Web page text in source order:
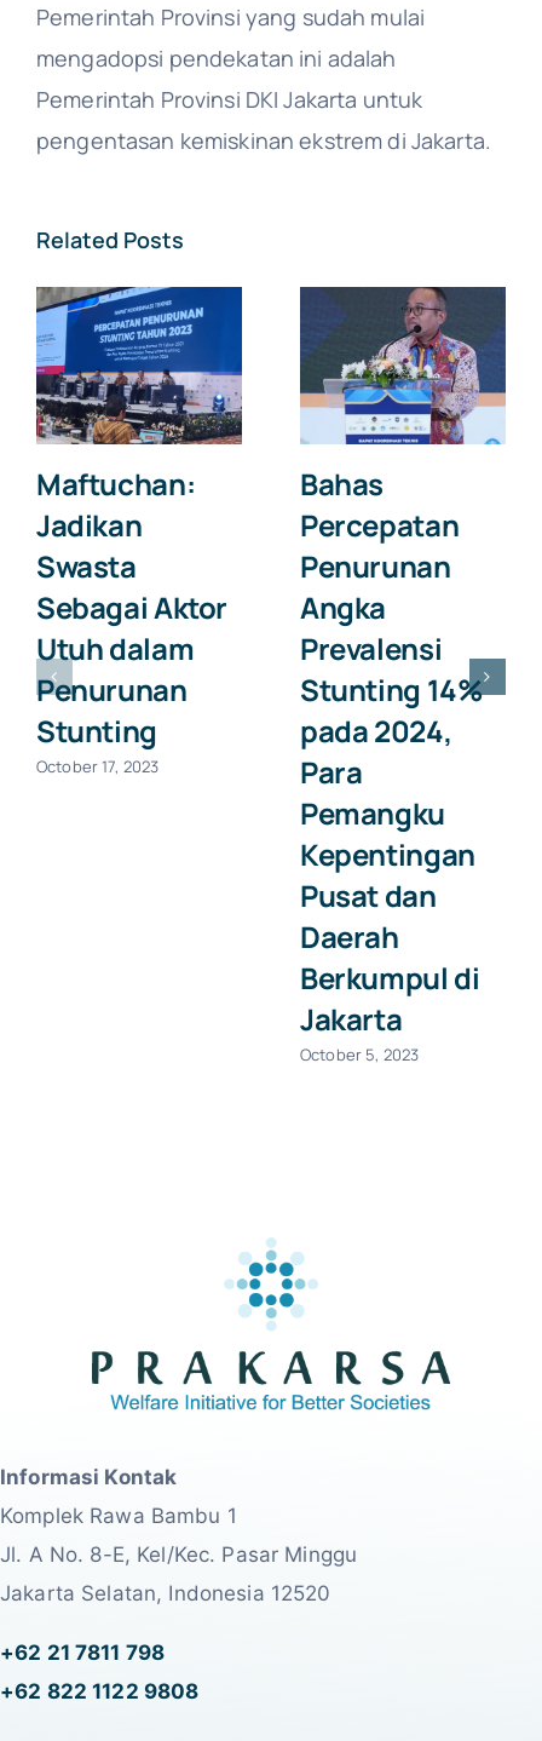
Pemerintah Provinsi yang sudah mulai
mengadopsi pendekatan ini adalah
Pemerintah Provinsi DKI Jakarta untuk
pengentasan kemiskinan ekstrem di Jakarta.
Related Posts
Maftuchan:
Jadikan
Swasta
Sebagai Aktor
Utuh dalam
Penurunan
Stunting
October 17, 2023
Bahas
Percepatan
Penurunan
Angka
Prevalensi
Stunting 14%
pada 2024,
Para
Pemangku
Kepentingan
Pusat dan
Daerah
Berkumpul di
Jakarta
October 5, 2023
Informasi Kontak
Komplek Rawa Bambu 1
Jl. A No. 8-E, Kel/Kec. Pasar Minggu
Jakarta Selatan, Indonesia 12520
+62 21 7811 798
+62 822 1122 9808